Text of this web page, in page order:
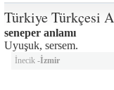
Türkiye Türkçesi
seneper anlamı
Uyuşuk, sersem.
İnecik -İzmir